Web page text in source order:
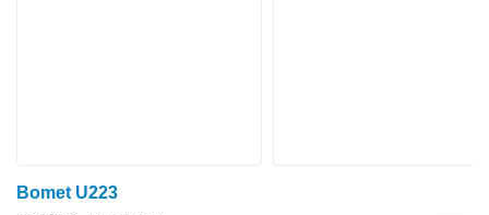
Bomet U223